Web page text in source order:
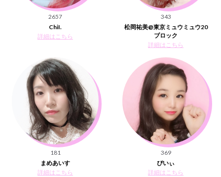
2657
ChiI.
詳細はこちら
343
松岡祐美@東京ミュウミュウ20
ブロック
詳細はこちら
181
まめあいす
詳細はこちら
369
ぴいぃ
詳細はこちら